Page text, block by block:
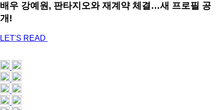
배우 강예원, 판타지오와 재계약 체결…새 프로필 공
개!
LET'S READ